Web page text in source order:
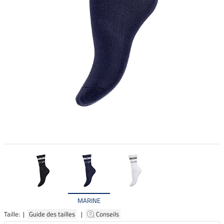
MARINE
Taille: | Guide des tailles | Conseils